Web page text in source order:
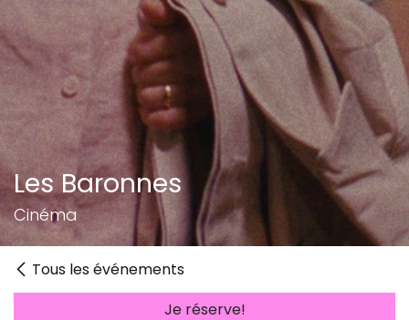
Les Baronnes
Cinéma
Tous les événements
Je réserve!